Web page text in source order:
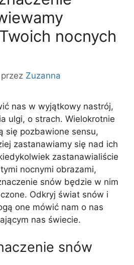
nocnych
przez Zuzanna
nas w wyjątkowy nastrój,
ulgi, o strach. Wielokrotnie
się pozbawione sensu,
zastanawiamy się nad ich
zastanawialiście
nocnymi obrazami,
snów będzie w nim
Odkryj świat snów i
one mówić nam o nas
nas świecie.
snów